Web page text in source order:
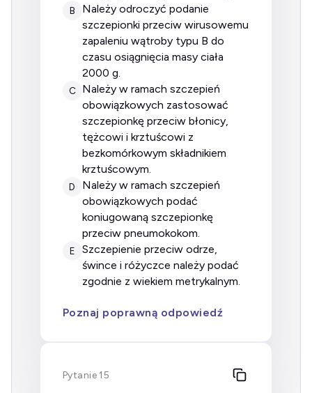
B
należy odroczyć podanie
szczepionki przeciw wirusowemu
zapaleniu wątroby typu B do
czasu osiągnięcia masy ciała
2000 g.
C
należy w ramach szczepień
obowiązkowych zastosować
szczepionkę przeciw błonicy,
tężcowi i krztuścowi z
bezkomórkowym składnikiem
krztuścowym.
D
należy w ramach szczepień
obowiązkowych podać
koniugowaną szczepionkę
przeciw pneumokokom.
E
szczepienie przeciw odrze,
śwince i różyczce należy podać
zgodnie z wiekiem metrykalnym.
Poznaj poprawną odpowiedź
Pytanie 15